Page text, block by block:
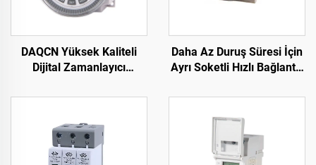
DAQCN Yüksek Kaliteli
Dijital Zamanlayıcı
Zamanlayıcı TM-619LHN
Daha Az Duruş Süresi İçin
Ayrı Soketli Hızlı Bağlantılı